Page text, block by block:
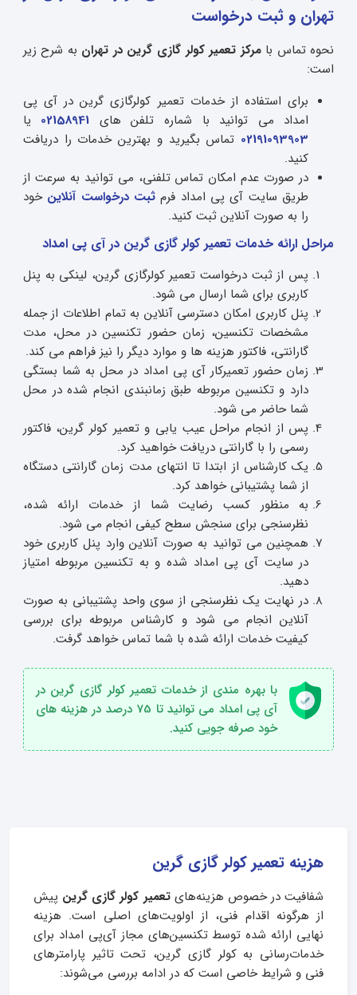
تهران و ثبت درخواست
نحوه تماس بامرکز تعمیر کولر گازی گرین در تهران به شرح زیر
است:
برای استفاده از خدمات تعمیر کولرگازی گرین در آی پی
امداد می توانید با شماره تلفن های 02158941 یا
02191093903 تماس بگیرید و بهترین خدمات را دریافت
کنید.
در صورت عدم امکان تماس تلفنی، می توانید به سرعت از
طریق سایت آی پی امداد فرمثبت درخواست آنلاین خود
را به صورت آنلاین ثبت کنید.
مراحل ارائه خدمات تعمیر کولر گازی گرین در آی پی امداد
پس از ثبت درخواست تعمیر کولرگازی گرین، لینکی به پنل
کاربری برای شما ارسال می شود.
پنل کاربری امکان دسترسی آنلاین به تمام اطلاعات از جمله
مشخصات تکنسین، زمان حضور تکنسین در محل، مدت
گارانتی، فاکتور هزینه ها و موارد دیگر را نیز فراهم می کند.
زمان حضور تعمیرکار آی پی امداد در محل به شما بستگی
دارد و تکنسین مربوطه طبق زمانبندی انجام شده در محل
شما حاضر می شود.
پس از انجام مراحل عیب یابی و تعمیر کولر گرین، فاکتور
رسمی را با گارانتی دریافت خواهید کرد.
یک کارشناس از ابتدا تا انتهای مدت زمان گارانتی دستگاه
از شما پشتیبانی خواهد کرد.
به منظور کسب رضایت شما از خدمات ارائه شده،
نظرسنجی برای سنجش سطح کیفی انجام می شود.
همچنین می توانید به صورت آنلاین وارد پنل کاربری خود
در سایت آی پی امداد شده و به تکنسین مربوطه امتیاز
دهید.
در نهایت یک نظرسنجی از سوی واحد پشتیبانی به صورت
آنلاین انجام می شود و کارشناس مربوطه برای بررسی
کیفیت خدمات ارائه شده با شما تماس خواهد گرفت.
با بهره مندی از خدمات تعمیر کولر گازی گرین در
آی پی امداد می توانید تا 75 درصد در هزینه های
خود صرفه جویی کنید.
هزینه تعمیر کولر گازی گرین
شفافیت در خصوص هزینه‌های تعمیر کولر گازی گرین پیش
از هرگونه اقدام فنی، از اولویت‌های اصلی است. هزینه
نهایی ارائه‌ شده توسط تکنسین‌های مجاز آی‌پی امداد برای
خدمات‌رسانی به کولر گازی گرین، تحت تاثیر پارامترهای
فنی و شرایط خاصی است که در ادامه بررسی می‌شوند: